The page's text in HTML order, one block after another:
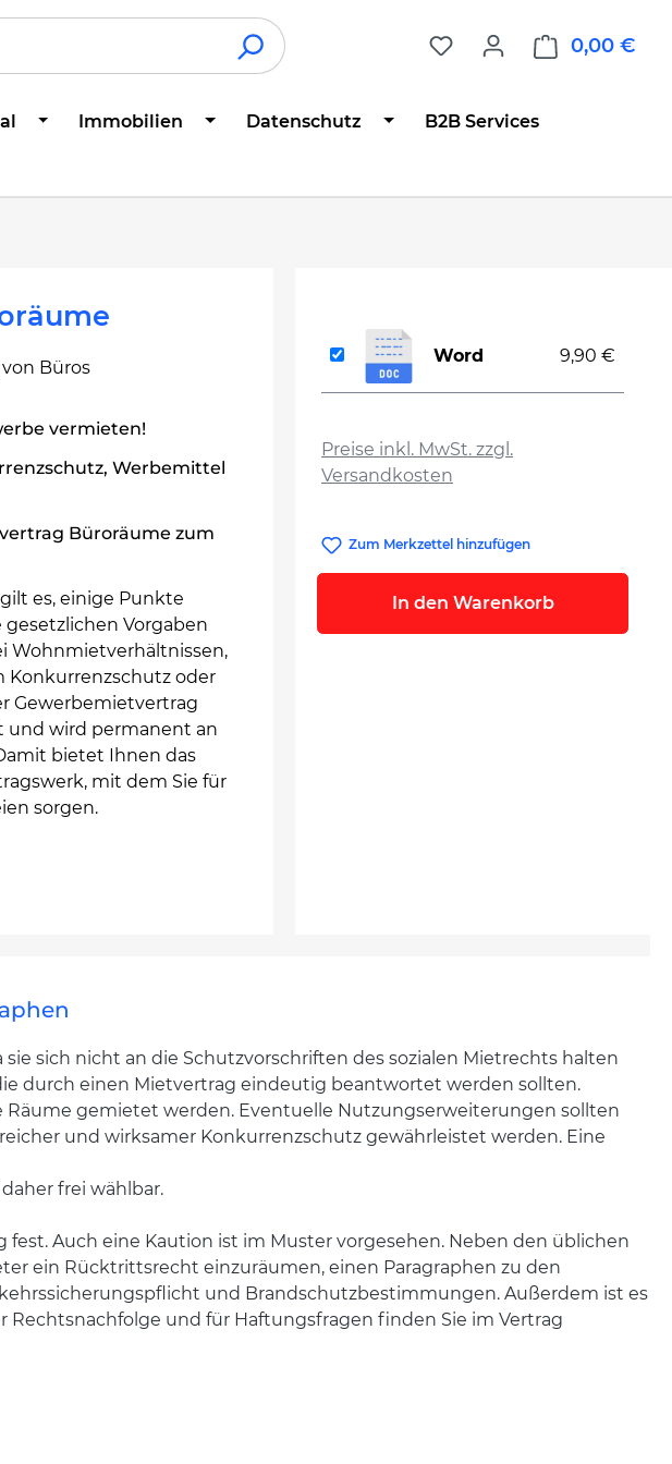
0,00 €
Immobilien Datenschutz B2B Services
Büros
vermieten!
Werbemittel
Büroräume zum
es, einige Punkte
Vorgaben
Wohnmietverhältnissen,
Konkurrenzschutz oder
Gewerbemietvertrag
wird permanent an
bietet Ihnen das
mit dem Sie für
sorgen.
Preise inkl. MwSt. zzgl.
Versandkosten
Word 9,90 €
Zum Merkzettel hinzufügen
In den Warenkorb
sich nicht an die Schutzvorschriften des sozialen Mietrechts halten
durch einen Mietvertrag eindeutig beantwortet werden sollten.
gemietet werden. Eventuelle Nutzungserweiterungen sollten
und wirksamer Konkurrenzschutz gewährleistet werden. Eine
frei wählbar.
Auch eine Kaution ist im Muster vorgesehen. Neben den üblichen
ein Rücktrittsrecht einzuräumen, einen Paragraphen zu den
und Brandschutzbestimmungen. Außerdem ist es
Rechtsnachfolge und für Haftungsfragen finden Sie im Vertrag